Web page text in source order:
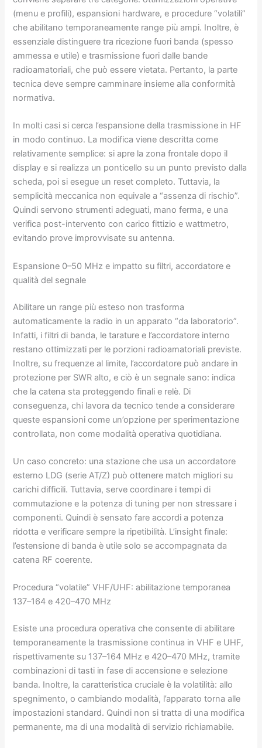
(menu e profili), espansioni hardware, e procedure “volatili”
che abilitano temporaneamente range più ampi. Inoltre, è
essenziale distinguere tra ricezione fuori banda (spesso
ammessa e utile) e trasmissione fuori dalle bande
radioamatoriali, che può essere vietata. Pertanto, la parte
tecnica deve sempre camminare insieme alla conformità
normativa.
In molti casi si cerca l’espansione della trasmissione in HF
in modo continuo. La modifica viene descritta come
relativamente semplice: si apre la zona frontale dopo il
display e si realizza un ponticello su un punto previsto dalla
scheda, poi si esegue un reset completo. Tuttavia, la
semplicità meccanica non equivale a “assenza di rischio”.
Quindi servono strumenti adeguati, mano ferma, e una
verifica post-intervento con carico fittizio e wattmetro,
evitando prove improvvisate su antenna.
Espansione 0–50 MHz e impatto su filtri, accordatore e
qualità del segnale
Abilitare un range più esteso non trasforma
automaticamente la radio in un apparato “da laboratorio”.
Infatti, i filtri di banda, le tarature e l’accordatore interno
restano ottimizzati per le porzioni radioamatoriali previste.
Inoltre, su frequenze al limite, l’accordatore può andare in
protezione per SWR alto, e ciò è un segnale sano: indica
che la catena sta proteggendo finali e relè. Di
conseguenza, chi lavora da tecnico tende a considerare
queste espansioni come un’opzione per sperimentazione
controllata, non come modalità operativa quotidiana.
Un caso concreto: una stazione che usa un accordatore
esterno LDG (serie AT/Z) può ottenere match migliori su
carichi difficili. Tuttavia, serve coordinare i tempi di
commutazione e la potenza di tuning per non stressare i
componenti. Quindi è sensato fare accordi a potenza
ridotta e verificare sempre la ripetibilità. L’insight finale:
l’estensione di banda è utile solo se accompagnata da
catena RF coerente.
Procedura “volatile” VHF/UHF: abilitazione temporanea
137–164 e 420–470 MHz
Esiste una procedura operativa che consente di abilitare
temporaneamente la trasmissione continua in VHF e UHF,
rispettivamente su 137–164 MHz e 420–470 MHz, tramite
combinazioni di tasti in fase di accensione e selezione
banda. Inoltre, la caratteristica cruciale è la volatilità: allo
spegnimento, o cambiando modalità, l’apparato torna alle
impostazioni standard. Quindi non si tratta di una modifica
permanente, ma di una modalità di servizio richiamabile.